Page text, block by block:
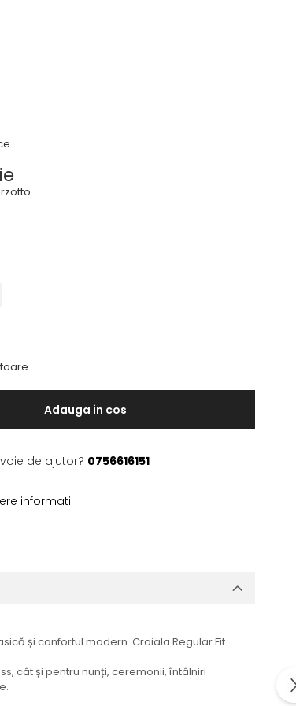
Adauga in cos
de ajutor? 0756616151
informatii
și confortul modern. Croiala Regular Fit
cât și pentru nunți, ceremonii, întâlniri